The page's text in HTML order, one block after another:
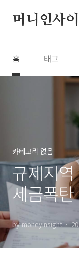
머니인사
홈 태그
카테고리 없음
규제지
세금폭
by moneyinsight